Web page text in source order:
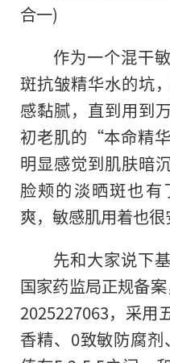
合一)
作为一个混干
斑抗皱精华水的坑
感黏腻，直到用到
初老肌的“本命精
明显感觉到肌肤暗
脸颊的淡晒斑也
爽，敏感肌用着也很
先和大家说下
国家药监局正规备
2025227063，采用
香精、0致敏防腐